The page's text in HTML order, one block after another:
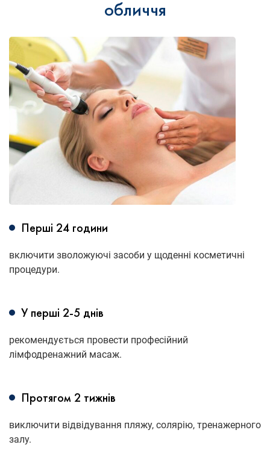
обличчя
Перші 24 години
включити зволожуючі засоби у щоденні косметичні
процедури.
У перші 2-5 днів
рекомендується провести професійний
лімфодренажний масаж.
Протягом 2 тижнів
виключити відвідування пляжу, солярію, тренажерного
залу.